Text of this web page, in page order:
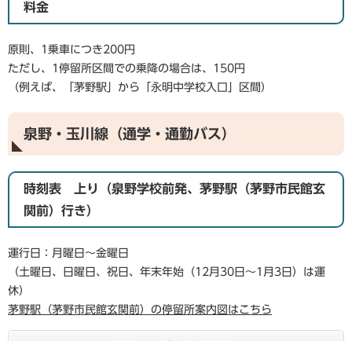
料金
原則、1乗車につき200円
ただし、1停留所区間での乗降の場合は、150円
（例えば、「茅野駅」から「永明中学校入口」区間）
泉野・玉川線（通学・通勤バス）
時刻表 上り（泉野学校前発、茅野駅（茅野市民館玄
関前）行き）
運行日：月曜日～金曜日
（土曜日、日曜日、祝日、年末年始（12月30日～1月3日）は運
休）
茅野駅（茅野市民館玄関前）の停留所案内図はこちら